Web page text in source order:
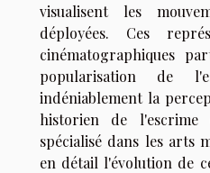
visualisent les
déployées. Ces
cinématographiques
popularisation de
indéniablement la
historien de
spécialisé dans les arts
en détail l'évolution de